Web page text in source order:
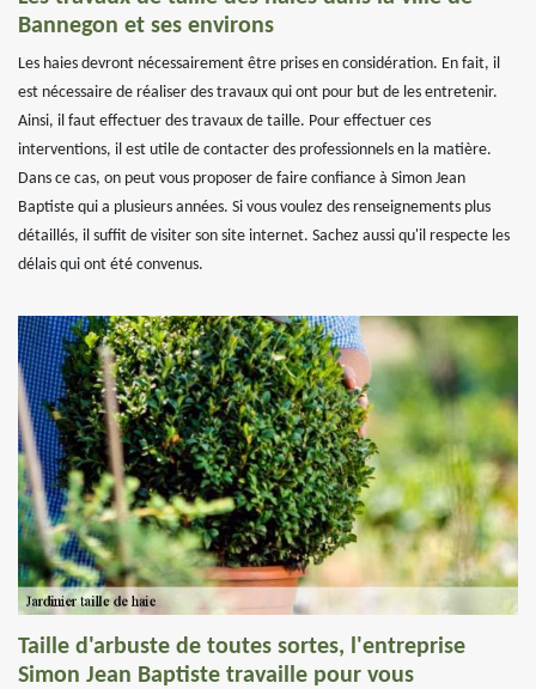
Bannegon et ses environs
Les haies devront nécessairement être prises en considération. En fait, il
est nécessaire de réaliser des travaux qui ont pour but de les entretenir.
Ainsi, il faut effectuer des travaux de taille. Pour effectuer ces
interventions, il est utile de contacter des professionnels en la matière.
Dans ce cas, on peut vous proposer de faire confiance à Simon Jean
Baptiste qui a plusieurs années. Si vous voulez des renseignements plus
détaillés, il suffit de visiter son site internet. Sachez aussi qu'il respecte les
délais qui ont été convenus.
Taille d'arbuste de toutes sortes, l'entreprise
Simon Jean Baptiste travaille pour vous